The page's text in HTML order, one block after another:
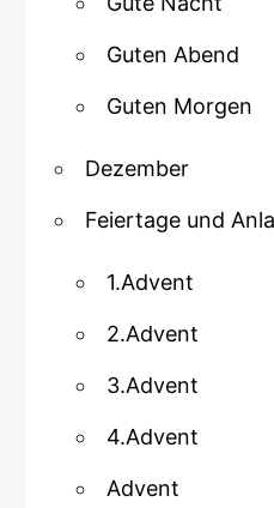
Guten Abend
Guten Morgen
Dezember
Feiertage und
1.Advent
2.Advent
3.Advent
4.Advent
Advent